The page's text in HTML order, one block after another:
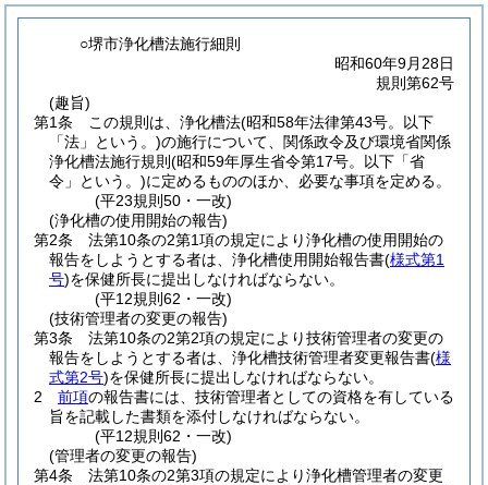
○堺市浄化槽法施行細則
昭和60年9月28日
規則第62号
(趣旨)
第1条
この規則は、浄化槽法(昭和58年法律第43号。以下
「法」という。)の施行について、関係政令及び環境省関係
浄化槽法施行規則 (昭和59年厚生省令第17号。以下「省
令」という。)に定めるもののほか、必要な事項を定める。
(平23規則50・一改)
(浄化槽の使用開始の報告)
第2条
法第10条の2第1項の規定により浄化槽の使用開始の
報告をしようとする者は、浄化槽使用開始報告書(様式第1
号)を保健所長に提出しなければならない。
(平12規則62・一改)
(技術管理者の変更の報告)
第3条
法第10条の2第2項の規定により技術管理者の変更の
報告をしようとする者は、浄化槽技術管理者変更報告書(様
式第2号)を保健所長に提出しなければならない。
2
前項の報告書には、技術管理者としての資格を有している
旨を記載した書類を添付しなければならない。
(平12規則62・一改)
(管理者の変更の報告)
第4条
法第10条の2第3項の規定により浄化槽管理者の変更